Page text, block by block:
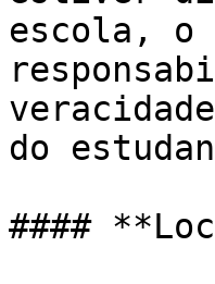
escola, o
do
####